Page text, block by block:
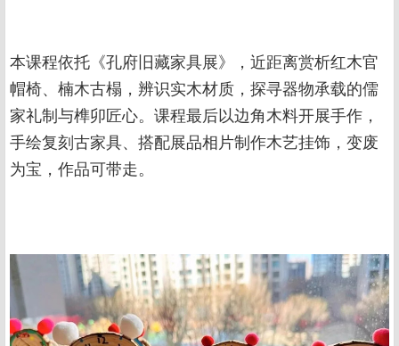
本课程依托《孔府旧藏家具展》，近距离赏析红木官
帽椅、楠木古榻，辨识实木材质，探寻器物承载的儒
家礼制与榫卯匠心。课程最后以边角木料开展手作，
手绘复刻古家具、搭配展品相片制作木艺挂饰，变废
为宝，作品可带走。